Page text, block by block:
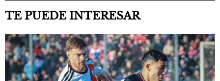
TE PUEDE INTERESAR